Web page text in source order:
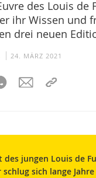
des Louis de
ihr Wissen und
drei neuen
24. MÄRZ 2021
des jungen Louis de
schlug sich lange